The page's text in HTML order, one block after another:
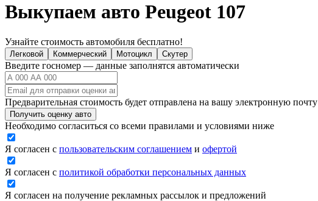
Выкупаем авто Peugeot 107
Узнайте стоимость автомобиля бесплатно!
Легковой Коммерческий Мотоцикл Скутер
Введите госномер — данные заполнятся автоматически
Предварительная стоимость будет отправлена на вашу электронную почту
Получить оценку авто
Необходимо согласиться со всеми правилами и условиями ниже
Я согласен с пользовательским соглашением и офертой
Я согласен с политикой обработки персональных данных
Я согласен на получение рекламных рассылок и предложений